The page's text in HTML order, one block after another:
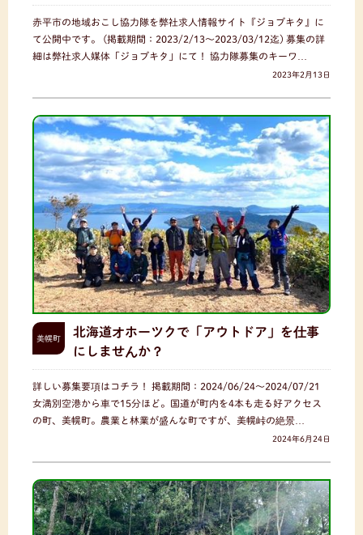
赤平市の地域おこし協力隊を弊社求人情報サイト『ジョブキタ』に
て公開中です。 (掲載期間：2023/2/13〜2023/03/12迄) 募集の詳
細は弊社求人媒体「ジョブキタ」にて！ 協力隊募集のキーワ…
2023年2月13日
美幌町
北海道オホーツクで「アウトドア」を仕事
にしませんか？
詳しい募集要項はコチラ！ 掲載期間：2024/06/24〜2024/07/21
女満別空港から車で15分ほど。国道が町内を4本も走る好アクセス
の町、美幌町。農業と林業が盛んな町ですが、美幌峠の絶景…
2024年6月24日